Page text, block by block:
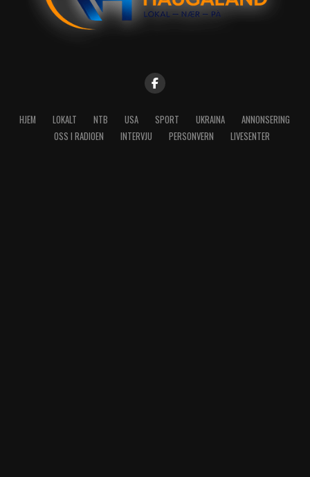
HJEM LOKALT NTB USA SPORT UKRAINA
ANNONSERING
OSS I RADIOEN
INTERVJU PERSONVERN LIVESENTER